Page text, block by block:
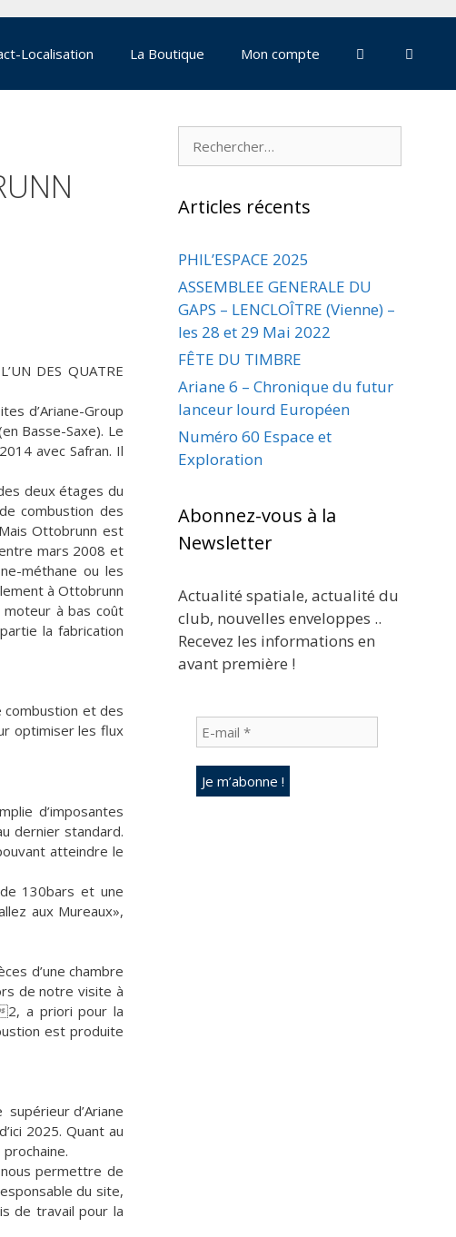
Localisation La Boutique Mon compte
DES QUATRE
d’Ariane-Group
Basse-Saxe). Le
avec Safran. Il
deux étages du
combustion des
Ottobrunn est
mars 2008 et
méthane ou les
à Ottobrunn
moteur à bas coût
la fabrication
combustion et des
optimiser les flux
d’imposantes
dernier standard.
atteindre le
130bars et une
aux Mureaux»,
d’une chambre
de notre visite à
2, a priori pour la
est produite
d’Ariane
2025. Quant au
nous permettre de
du site,
de travail pour la
Rechercher :
Articles récents
PHIL’ESPACE 2025
ASSEMBLEE GENERALE DU
GAPS – LENCLOÎTRE (Vienne) –
les 28 et 29 Mai 2022
FÊTE DU TIMBRE
Ariane 6 – Chronique du futur
lanceur lourd Européen
Numéro 60 Espace et
Exploration
Abonnez-vous à la
Newsletter
Actualité spatiale, actualité du
club, nouvelles enveloppes ..
Recevez les informations en
avant première !